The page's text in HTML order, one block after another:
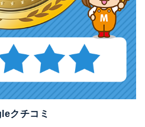
クチコミ